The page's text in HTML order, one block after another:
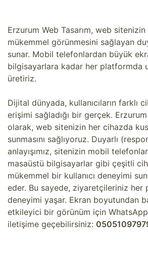
Erzurum Web Tasarım, web
mükemmel görünmesini sağlayan
sunar. Mobil telefonlardan büyük
bilgisayarlara kadar her platformda
üretiriz.
Dijital dünyada, kullanıcıların farklı
erişimi sağladığı bir gerçek. Erzurum
olarak, web sitenizin her cihazda
sunmasını sağlıyoruz. Duyarlı
anlayışımız, sitenizin mobil
masaüstü bilgisayarlar gibi çeşitli
mükemmel bir kullanıcı deneyimi
eder. Bu sayede, ziyaretçileriniz her
deneyimi yaşar. Ekran boyutundan
etkileyici bir görünüm için
iletişime geçebilirsiniz: